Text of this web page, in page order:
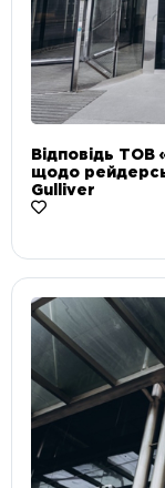
Відповідь
щодо
Gulliver